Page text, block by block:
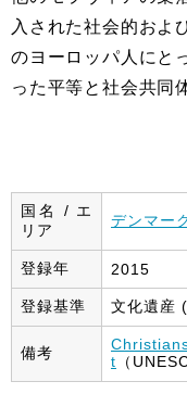
入された社会的およ
のヨーロッパ人にと
った平等と社会共同
国名 / エ
リア
デンマー
登録年 2015
登録基準 文化遺産
備考
t （